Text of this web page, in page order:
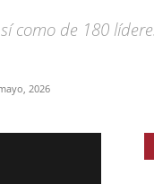
como de 180
2026